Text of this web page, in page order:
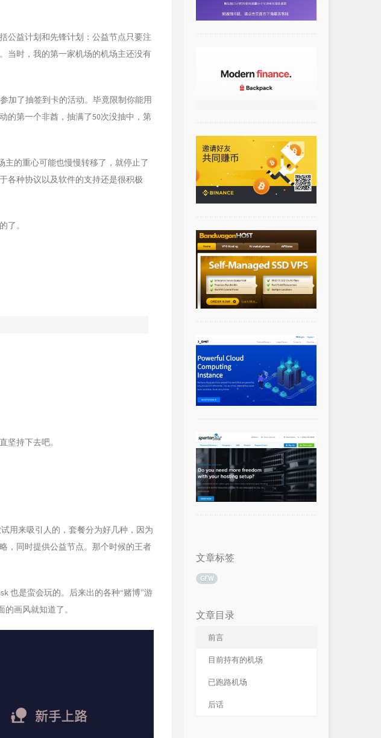
公益计划和先锋计划：公益节点只要注
当时，我的第一家机场的机场主还没有
加了抽签到卡的活动。毕竟限制你能用
的第一个非酋，抽满了50次没抽中，第
主的重心可能也慢慢转移了，就停止了
各种协议以及软件的支持还是很积极
了。
坚持下去吧。
用来吸引人的，套餐分为好几种，因为
，同时提供公益节点。那个时候的王者
也是蛮会玩的。后来出的各种“赌博”游
画风就知道了。
文章标签
GFW
文章目录
前言
目前持有的机场
已跑路机场
后话